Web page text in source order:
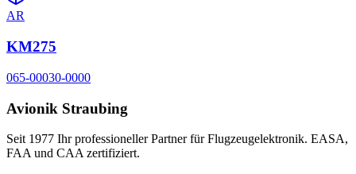
AR
KM275
065-00030-0000
Avionik Straubing
Seit 1977 Ihr professioneller Partner für Flugzeugelektronik. EASA,
FAA und CAA zertifiziert.